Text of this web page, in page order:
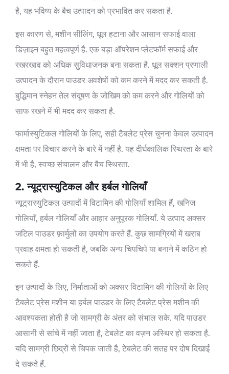
है, यह भविष्य के बैच उत्पादन को प्रभावित कर सकता है.
इस कारण से, मशीन सीलिंग, धूल हटाना और आसान सफाई वाला
डिज़ाइन बहुत महत्वपूर्ण है. एक बड़ा ऑपरेशन प्लेटफॉर्म सफाई और
रखरखाव को अधिक सुविधाजनक बना सकता है. धूल सक्शन प्रणाली
उत्पादन के दौरान पाउडर अवशेषों को कम करने में मदद कर सकती है.
बुद्धिमान स्नेहन तेल संदूषण के जोखिम को कम करने और गोलियों को
साफ रखने में भी मदद कर सकता है.
फार्मास्युटिकल गोलियों के लिए, सही टैबलेट प्रेस चुनना केवल उत्पादन
क्षमता पर विचार करने के बारे में नहीं है. यह दीर्घकालिक स्थिरता के बारे
में भी है, स्वच्छ संचालन और बैच स्थिरता.
2. न्यूट्रास्युटिकल और हर्बल गोलियाँ
न्यूट्रास्युटिकल उत्पादों में विटामिन की गोलियाँ शामिल हैं, खनिज
गोलियाँ, हर्बल गोलियाँ और आहार अनुपूरक गोलियाँ. ये उत्पाद अक्सर
जटिल पाउडर फ़ार्मुलों का उपयोग करते हैं. कुछ सामग्रियों में खराब
प्रवाह क्षमता हो सकती है, जबकि अन्य चिपचिपे या बनाने में कठिन हो
सकते हैं.
इन उत्पादों के लिए, निर्माताओं को अक्सर विटामिन की गोलियों के लिए
टैबलेट प्रेस मशीन या हर्बल पाउडर के लिए टैबलेट प्रेस मशीन की
आवश्यकता होती है जो सामग्री के अंतर को संभाल सके. यदि पाउडर
आसानी से सांचे में नहीं जाता है, टेबलेट का वज़न अस्थिर हो सकता है.
यदि सामग्री छिद्रों से चिपक जाती है, टेबलेट की सतह पर दोष दिखाई
दे सकते हैं.